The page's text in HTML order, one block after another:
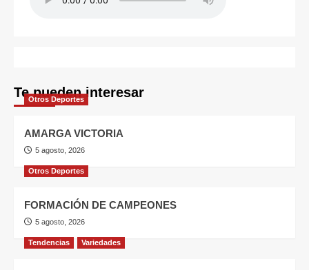
Te pueden interesar
Otros Deportes
AMARGA VICTORIA
5 agosto, 2026
Otros Deportes
FORMACIÓN DE CAMPEONES
5 agosto, 2026
Tendencias Variedades